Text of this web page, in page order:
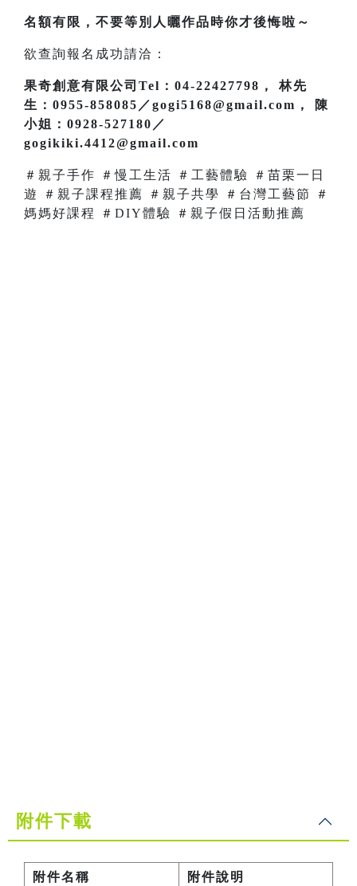
名額有限，不要等別人曬作品時你才後悔啦～
欲查詢報名成功請洽：
果奇創意有限公司Tel：04-22427798， 林先
生：0955-858085／gogi5168@gmail.com， 陳
小姐：0928-527180／
gogikiki.4412@gmail.com
＃親子手作 ＃慢工生活 ＃工藝體驗 ＃苗栗一日
遊 ＃親子課程推薦 ＃親子共學 ＃台灣工藝節 ＃
媽媽好課程 ＃DIY體驗 ＃親子假日活動推薦
附件下載
附件名稱 附件說明